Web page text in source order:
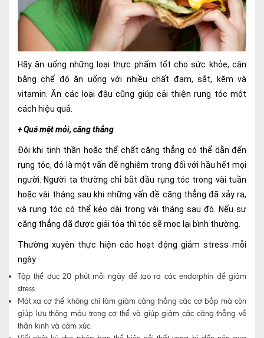
Hãy ăn uống những loại thực phẩm tốt cho sức khỏe, cân
bằng chế độ ăn uống với nhiều chất đạm, sắt, kẽm và
vitamin. Ăn các loại đậu cũng giúp cải thiện rụng tóc một
cách hiệu quả.
+ Quá mệt mỏi, căng thẳng
Đôi khi tinh thần hoặc thể chất căng thẳng có thể dẫn đến
rụng tóc, đó là một vấn đề nghiêm trọng đối với hầu hết mọi
người. Người ta thường chỉ bắt đầu rụng tóc trong vài tuần
hoặc vài tháng sau khi những vấn đề căng thẳng đã xảy ra,
và rụng tóc có thể kéo dài trong vài tháng sau đó. Nếu sự
căng thẳng đã được giải tỏa thì tóc sẽ mọc lại bình thường.
Thường xuyên thực hiện các hoạt động giảm stress mỗi
ngày.
Tập thể dục 20 phút mỗi ngày để tạo ra các endorphin để giảm
stress.
Mát xa cơ thể không chỉ làm giảm căng thẳng các cơ bắp mà còn
giúp lưu thông máu trong cơ thể và giúp giảm các căng thẳng về
thân kinh và cảm xúc.